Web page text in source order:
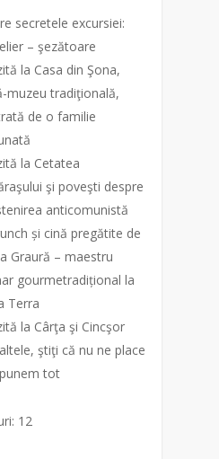
secretele excursiei:
– şezătoare
la Casa din Şona,
muzeu tradiţională,
de o familie
la Cetatea
şi poveşti despre
anticomunistă
și cină pregătite de
Graură – maestru
gourmetradițional la
Terra
la Cârţa şi Cincşor
ştiţi că nu ne place
tot
12